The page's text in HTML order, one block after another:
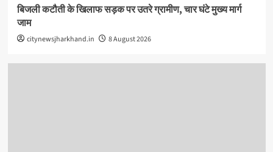
बिजली कटौती के खिलाफ सड़क पर उतरे ग्रामीण, चार घंटे मुख्य मार्ग
जाम
citynewsjharkhand.in 8 August 2026